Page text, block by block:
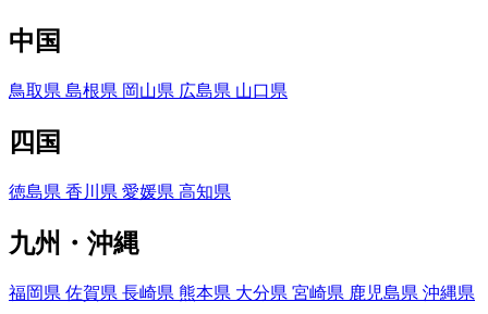
中国
鳥取県 島根県 岡山県 広島県 山口県
四国
徳島県 香川県 愛媛県 高知県
九州・沖縄
福岡県 佐賀県 長崎県 熊本県 大分県 宮崎県 鹿児島県 沖縄県